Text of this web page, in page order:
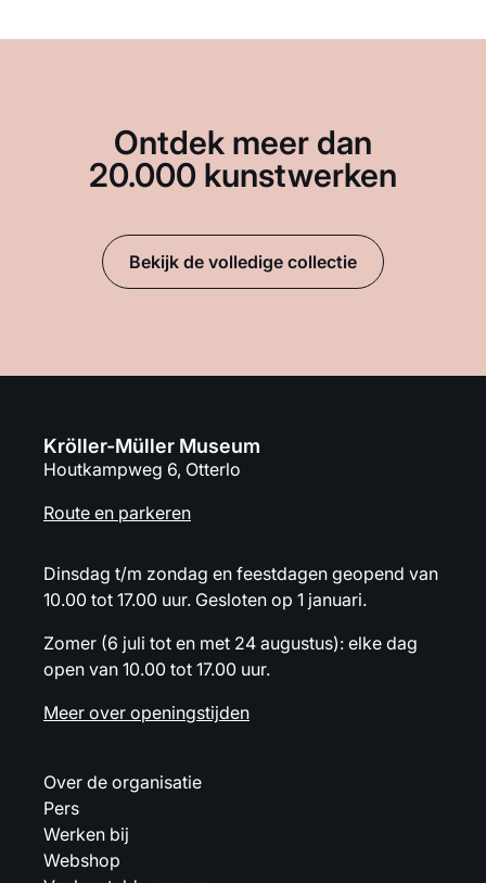
Ontdek meer dan
20.000 kunstwerken
Bekijk de volledige collectie
Kröller-Müller Museum
Houtkampweg 6, Otterlo
Route en parkeren
Dinsdag t/m zondag en feestdagen geopend van
10.00 tot 17.00 uur. Gesloten op 1 januari.
Zomer (6 juli tot en met 24 augustus): elke dag
open van 10.00 tot 17.00 uur.
Meer over openingstijden
Over de organisatie
Pers
Werken bij
Webshop